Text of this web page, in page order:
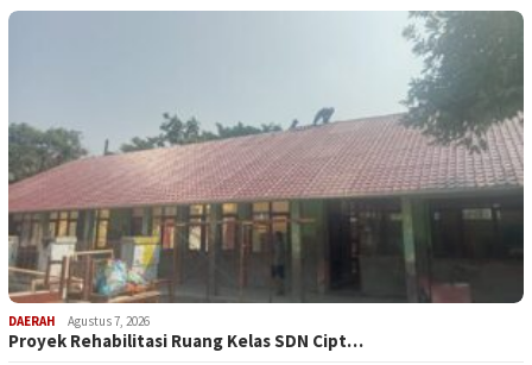
DAERAH Agustus 7, 2026
Proyek Rehabilitasi Ruang Kelas SDN Cipt…